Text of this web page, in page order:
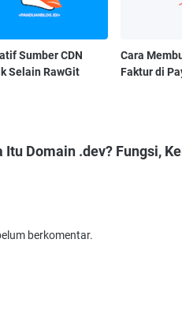
Sumber CDN
Selain RawGit
Cara
Faktur di
Domain .dev? Fungsi,
berkomentar.